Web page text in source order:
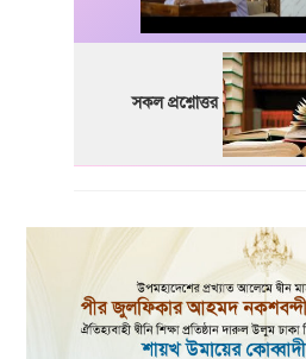
সকল প্রশ্নোত্তর